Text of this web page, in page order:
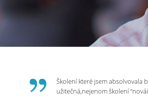
Školení které jsem absolvovala
užitečná,nejenom školení